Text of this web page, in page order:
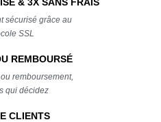
sécurisé grâce au
SSL
REMBOURSÉ
remboursement,
qui décidez
CLIENTS